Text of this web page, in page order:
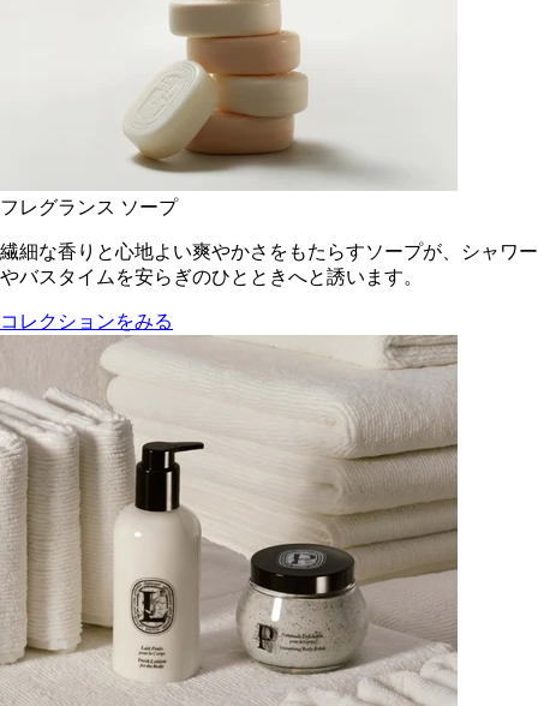
フレグランス ソープ
繊細な香りと心地よい爽やかさをもたらすソープが、シャワー
やバスタイムを安らぎのひとときへと誘います。
コレクションをみる